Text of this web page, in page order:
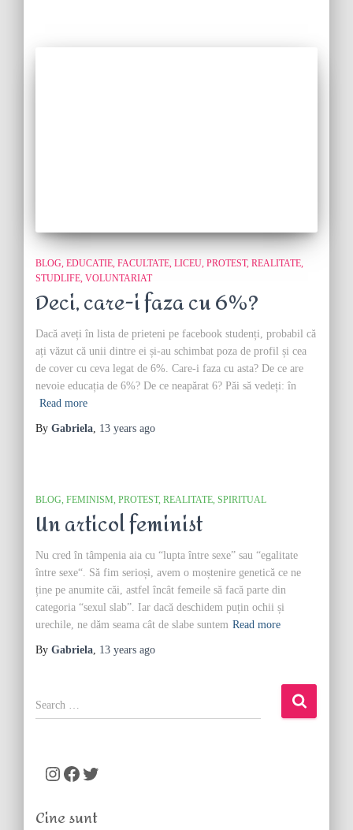
BLOG EDUCATIE FACULTATE LICEU PROTEST REALITATE
STUDLIFE VOLUNTARIAT
Deci, care-i faza cu 6%?
Dacă aveți în lista de prieteni pe facebook studenți, probabil că
ați văzut că unii dintre ei și-au schimbat poza de profil și cea
de cover cu ceva legat de 6%. Care-i faza cu asta? De ce are
nevoie educația de 6%? De ce neapărat 6? Păi să vedeți: în
Read more
By Gabriela, 13 years ago
BLOG FEMINISM PROTEST REALITATE SPIRITUAL
Un articol feminist
Nu cred în tâmpenia aia cu “lupta între sexe” sau “egalitate
între sexe“. Să fim serioși, avem o moștenire genetică ce ne
ține pe anumite căi, astfel încât femeile să facă parte din
categoria “sexul slab”. Iar dacă deschidem puțin ochii și
urechile, ne dăm seama cât de slabe suntem Read more
By Gabriela, 13 years ago
S
e
o
Instagram Facebook Twitter
Cine sunt